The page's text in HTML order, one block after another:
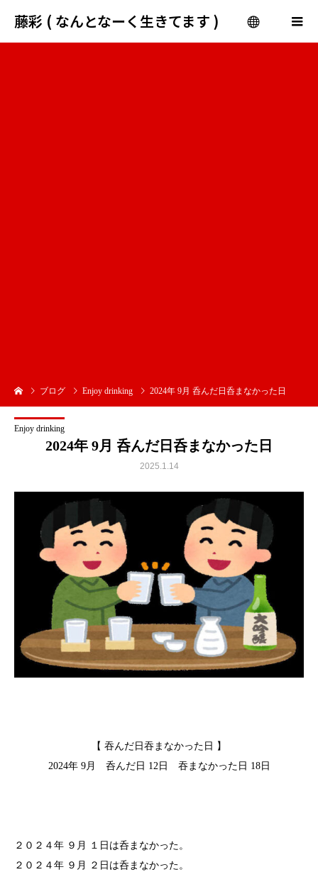
藤彩 ( なんとなーく生きてます )
ブログ Enjoy drinking 2024年 9月 呑んだ日呑まなかった日
Enjoy drinking
2024年 9月 呑んだ日呑まなかった日
2025.1.14
【 吞んだ日吞まなかった日 】
2024年 9月 呑んだ日 12日 吞まなかった日 18日
２０２４年 ９月 １日は呑まなかった。
２０２４年 ９月 ２日は呑まなかった。